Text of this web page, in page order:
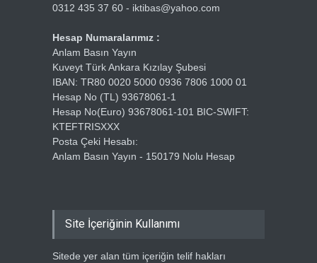
0312 435 37 60 - iktibas@yahoo.com
Hesap Numaralarımız :
Anlam Basın Yayın
Kuveyt Türk Ankara Kızılay Şubesi
IBAN: TR80 0020 5000 0936 7806 1000 01
Hesap No (TL) 93678061-1
Hesap No(Euro) 93678061-101 BIC-SWIFT:
KTEFTRISXXX
Posta Çeki Hesabı:
Anlam Basın Yayın - 150179 Nolu Hesap
Site İçeriğinin Kullanımı
Sitede yer alan tüm içeriğin telif hakları